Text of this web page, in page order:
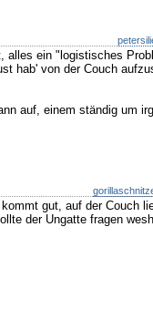
alles ein "logistisches
hab' von der Couch
auf, einem ständig um
gut, auf der Couch
der Ungatte fragen